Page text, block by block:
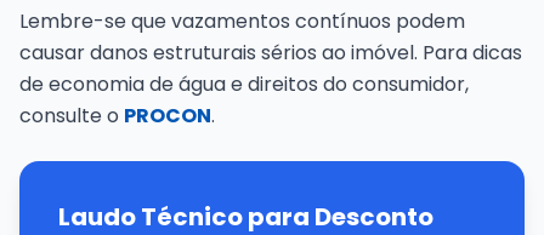
Lembre-se que vazamentos contínuos podem
causar danos estruturais sérios ao imóvel. Para dicas
de economia de água e direitos do consumidor,
consulte o PROCON.
Laudo Técnico para Desconto